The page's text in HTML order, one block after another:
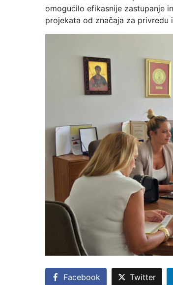
omogućilo efikasnije zastupanje
projekata od značaja za privredu
Facebook Twitter